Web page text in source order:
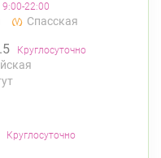
9:00-22:00
Спасская
Круглосуточно
Круглосуточно